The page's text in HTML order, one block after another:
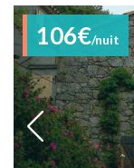
106€/nuit